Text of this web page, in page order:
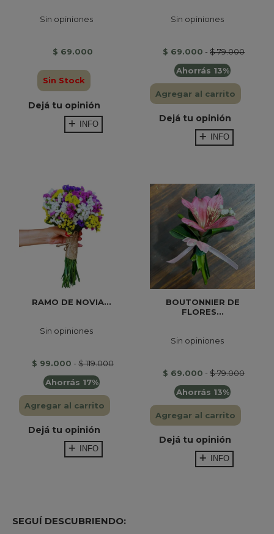
Sin opiniones
$ 69.000
Sin Stock
Dejá tu opinión
INFO
Sin opiniones
$ 69.000 - $ 79.000
Ahorrás 13%
Agregar al carrito
Dejá tu opinión
INFO
RAMO DE NOVIA...
Sin opiniones
$ 99.000 - $ 119.000
Ahorrás 17%
Agregar al carrito
Dejá tu opinión
INFO
BOUTONNIER DE
FLORES...
Sin opiniones
$ 69.000 - $ 79.000
Ahorrás 13%
Agregar al carrito
Dejá tu opinión
INFO
SEGUÍ DESCUBRIENDO: